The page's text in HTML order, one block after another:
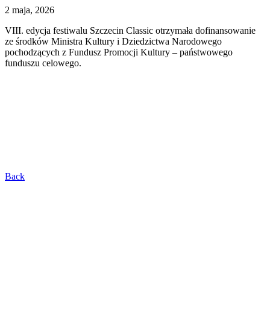
2 maja, 2026
VIII. edycja festiwalu Szczecin Classic otrzymała dofinansowanie
ze środków Ministra Kultury i Dziedzictwa Narodowego
pochodzących z Fundusz Promocji Kultury – państwowego
funduszu celowego.
Back